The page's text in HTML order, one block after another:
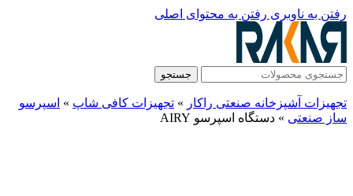
رفتن به ناوبری رفتن به محتوای اصلی
جستجو
تجهیزات آشپزخانه صنعتی راکار » تجهیزات کافی شاپ » اسپرسو
ساز صنعتی » دستگاه اسپرسو AIRY